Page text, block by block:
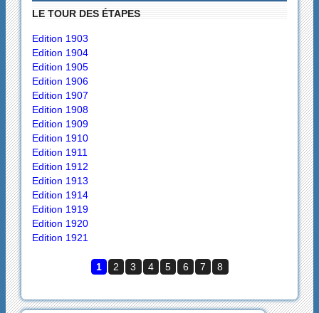
LE TOUR DES ÉTAPES
Edition 1903
Edition 1904
Edition 1905
Edition 1906
Edition 1907
Edition 1908
Edition 1909
Edition 1910
Edition 1911
Edition 1912
Edition 1913
Edition 1914
Edition 1919
Edition 1920
Edition 1921
1 2 3 4 5 6 7 8